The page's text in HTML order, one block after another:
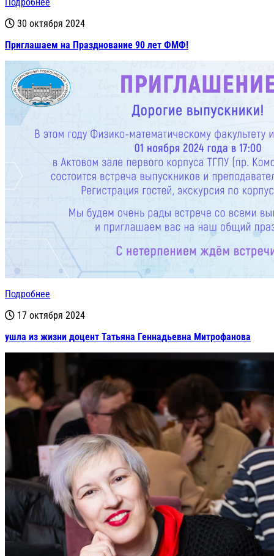
30 октября 2024
Приглашаем на Празднование 90 лет ФМФ!
Подробнее
17 октября 2024
ушла из жизни доцент Татьяна Геннадьевна Митрофанова